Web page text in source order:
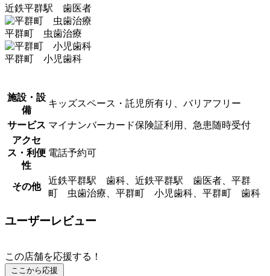
近鉄平群駅 歯医者
平群町 虫歯治療
平群町 小児歯科
施設・設
備
キッズスペース・託児所有り、バリアフリー
サービス マイナンバーカード保険証利用、急患随時受付
アクセ
ス・利便
性
電話予約可
その他
近鉄平群駅 歯科、近鉄平群駅 歯医者、平群
町 虫歯治療、平群町 小児歯科、平群町 歯科
ユーザーレビュー
この店舗を応援する！
ここから応援